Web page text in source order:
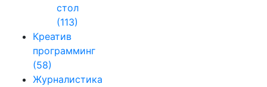
стол
(113)
Креатив
программинг
(58)
Журналистика